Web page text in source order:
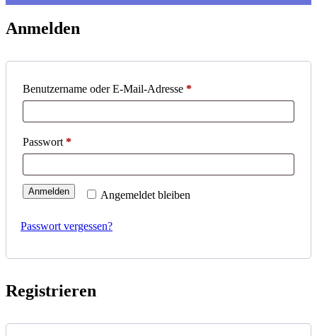
Anmelden
Benutzername oder E-Mail-Adresse *Erforderlich
Passwort *Erforderlich
Angemeldet bleiben
Anmelden
Passwort vergessen?
Registrieren